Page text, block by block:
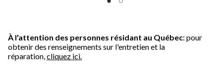
À l'attention des personnes résidant au Québec: pour
obtenir des renseignements sur l'entretien et la
réparation, cliquez ici.